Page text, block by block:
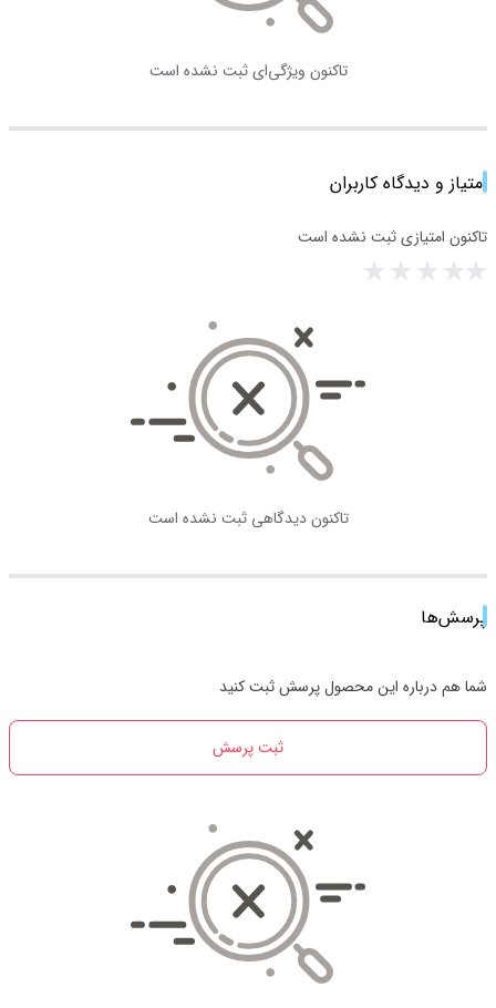
تاکنون ویژگی‌ای ثبت نشده است
امتیاز و دیدگاه کاربران
تاکنون امتیازی ثبت نشده است
تاکنون دیدگاهی ثبت نشده است
پرسش‌ها
شما هم درباره این محصول پرسش ثبت کنید
ثبت پرسش